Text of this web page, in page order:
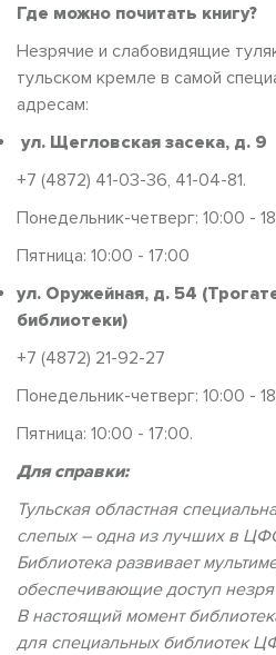
Где можно почитать книгу?
Незрячие и слабовидящие
тульском кремле в самой
адресам:
ул. Щегловская засека, д. 9
+7 (4872) 41-03-36, 41-04-81.
Понедельник-четверг: 10:00 -
Пятница: 10:00 - 17:00
ул. Оружейная, д. 54
библиотеки)
+7 (4872) 21-92-27
Понедельник-четверг: 10:00 -
Пятница: 10:00 - 17:00.
Для справки:
Тульская областная
слепых – одна из лучших в
Библиотека развивает
обеспечивающие доступ
В настоящий момент
для специальных библиотек